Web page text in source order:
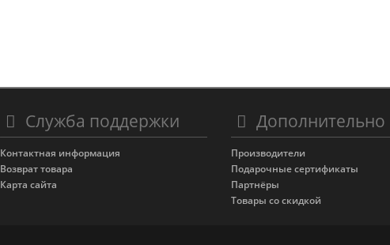
Служба поддержки
Контактная информация
Возврат товара
Карта сайта
Дополнительно
Производители
Подарочные сертификаты
Партнёры
Товары со скидкой